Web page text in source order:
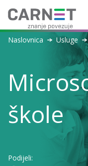
Naslovnica Usluge
škole
Podijeli: